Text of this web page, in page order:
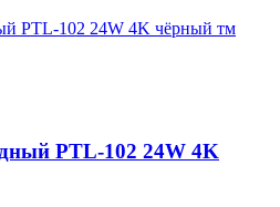
PTL-102 24W 4K